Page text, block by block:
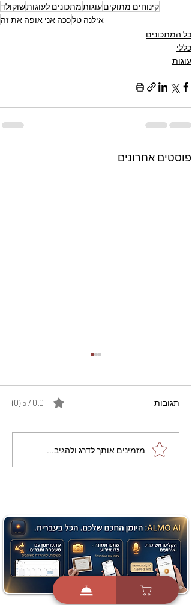
קינוחים מתוקיםעוגותמתכונים לעוגותשוקולד
אילנה טלככה אני אופה את זה
כל המתכונים
כללי
עוגות
פוסטים אחרונים
מתכון מנצח עוגת מייפל
שוקולד בחושה וקלה - זיוה
תגובות 0.0 / 5 ‏(0)
מזמינים אותך לדרג ולהגיב...